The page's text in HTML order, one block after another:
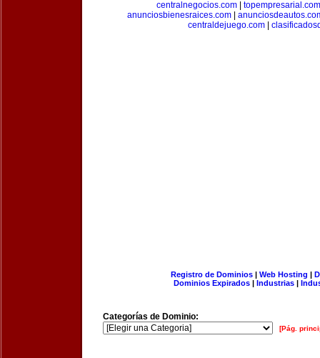
centralnegocios.com| topempresarial.com
anunciosbienesraices.com|
centraldejuego.com|
Registro de Dominios| Web Hosting |
Dominios Expirados | Industrias |
Categorías de Dominio:
[Pág.